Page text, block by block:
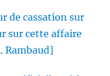
de cassation sur
sur cette affaire
Rambaud]